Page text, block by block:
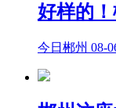
好样的
今日郴州 08-